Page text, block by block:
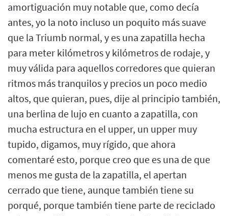
amortiguación muy notable que, como decía
antes, yo la noto incluso un poquito más suave
que la Triumb normal, y es una zapatilla hecha
para meter kilómetros y kilómetros de rodaje, y
muy válida para aquellos corredores que quieran
ritmos más tranquilos y precios un poco medio
altos, que quieran, pues, dije al principio también,
una berlina de lujo en cuanto a zapatilla, con
mucha estructura en el upper, un upper muy
tupido, digamos, muy rígido, que ahora
comentaré esto, porque creo que es una de que
menos me gusta de la zapatilla, el apertan
cerrado que tiene, aunque también tiene su
porqué, porque también tiene parte de reciclado